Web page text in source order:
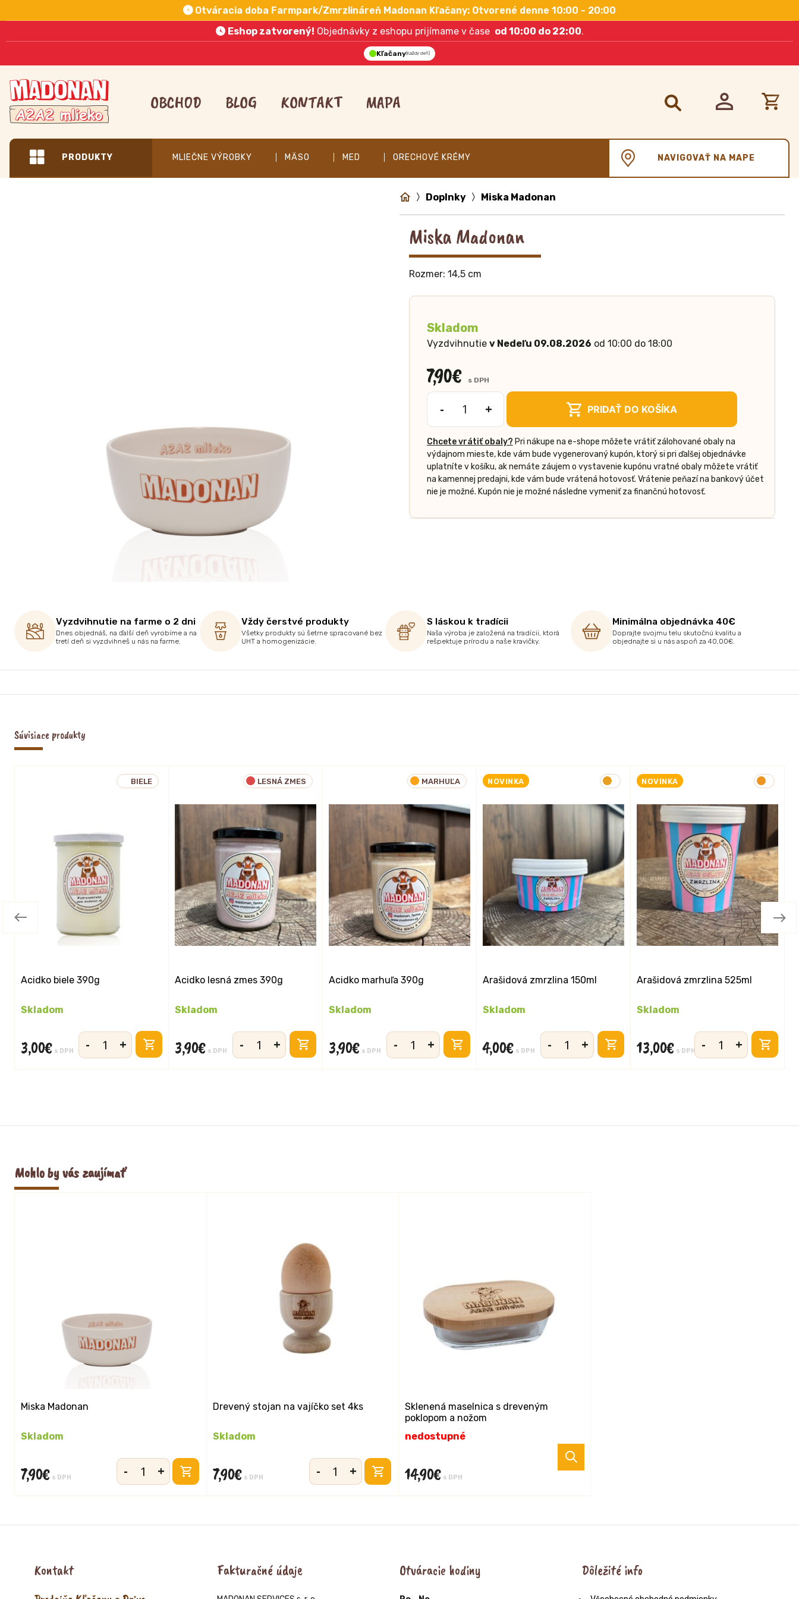
Otváracia doba Farmpark/Zmrzlináreň Madonan Kľačany: Otvorené denne 10:00 - 20:00
Eshop zatvorený! Objednávky z eshopu prijímame v čase od 10:00 do 22:00.
Kľačany(Každý deň)
na
obsah
OBCHOD BLOG KONTAKT MAPA Hľadať:
PRODUKTY MLIEČNE VÝROBKY MÄSO MED ORECHOVÉ KRÉMY NAVIGOVAŤ NA MAPE
Doplnky Miska Madonan
Miska Madonan
Rozmer: 14,5 cm
Skladom
Vyzdvihnutie v Nedeľu 09.08.2026 od 10:00 do 18:00
7,90€ s DPH
-
množstvo
Miska
Madonan
+ PRIDAŤ DO KOŠÍKA
Chcete vrátiť obaly? Pri nákupe na e-shope môžete vrátiť zálohované obaly na
výdajnom mieste, kde vám bude vygenerovaný kupón, ktorý si pri ďalšej objednávke
uplatníte v košíku, ak nemáte záujem o vystavenie kupónu vratné obaly môžete vrátiť
na kamennej predajni, kde vám bude vrátená hotovosť. Vrátenie peňazí na bankový účet
nie je možné. Kupón nie je možné následne vymeniť za finančnú hotovosť.
Vyzdvihnutie na farme o 2 dni
Dnes objednáš, na ďalší deň vyrobíme a na
tretí deň si vyzdvihneš u nás na farme.
Vždy čerstvé produkty
Všetky produkty sú šetrne spracované bez
UHT a homogenizácie.
S láskou k tradícii
Naša výroba je založená na tradícii, ktorá
rešpektuje prírodu a naše kravičky.
Minimálna objednávka 40€
Doprajte svojmu telu skutočnú kvalitu a
objednajte si u nás aspoň za 40,00€.
Súvisiace produkty
BIELE
Acidko biele 390g
Skladom
3,00€ s DPH -
množstvo +
LESNÁ ZMES
Acidko lesná zmes 390g
Skladom
3,90€ s DPH -
množstvo +
MARHUĽA
Acidko marhuľa 390g
Skladom
3,90€ s DPH -
množstvo +
NOVINKA
Arašidová zmrzlina 150ml
Skladom
4,00€ s DPH -
množstvo +
NOVINKA
Arašidová zmrzlina 525ml
Skladom
13,00€ s DPH -
množstvo +
Mohlo by vás zaujímať
Miska Madonan
Skladom
7,90€ s DPH -
množstvo +
Drevený stojan na vajíčko set 4ks
Skladom
7,90€ s DPH -
množstvo+
Sklenená maselnica s dreveným
poklopom a nožom
nedostupné
14,90€ s DPH
Kontakt Fakturačné údaje Otváracie hodiny Dôležité info